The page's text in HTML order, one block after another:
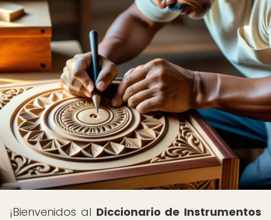
¡Bienvenidos al Diccionario de Instrumentos